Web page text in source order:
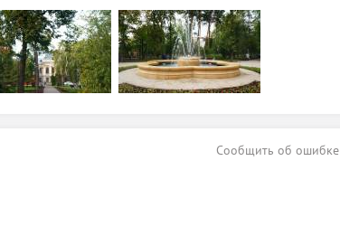
для освещения в ночное время, а также небольшой
фонтан в виде бронзовой скульптуры девушки с
кувшином в руках. Фонтан был установлен в
ознаменование открытия первого в Казани водопровода.
Сад, названный Лецким, стал местом встреч и прогулок
высшего общества Казани, здесь проводились светские
Сообщить об ошибке